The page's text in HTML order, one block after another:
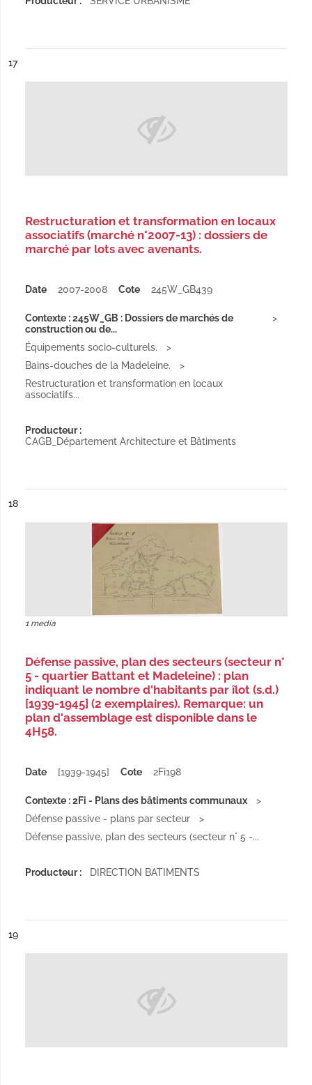
n°
17
Restructuration et transformation en locaux
associatifs (marché n°2007-13) : dossiers de
marché par lots avec avenants.
Date 2007-2008 Cote 245W_GB439
Contexte : 245W_GB : Dossiers de marchés de
construction ou de...
Équipements socio-culturels.
Bains-douches de la Madeleine.
Restructuration et transformation en locaux
associatifs...
Producteur :
CAGB_Département Architecture et Bâtiments
n°
18
1 media
Défense passive, plan des secteurs (secteur n°
5 - quartier Battant et Madeleine) : plan
indiquant le nombre d'habitants par îlot (s.d.)
[1939-1945] (2 exemplaires). Remarque: un
plan d'assemblage est disponible dans le
4H58.
Date [1939-1945] Cote 2Fi198
Contexte : 2Fi - Plans des bâtiments communaux
Défense passive - plans par secteur
Défense passive, plan des secteurs (secteur n° 5 -...
Producteur : DIRECTION BATIMENTS
n°
19